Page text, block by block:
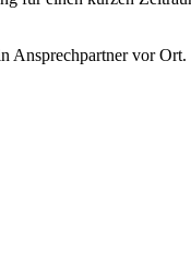
Ansprechpartner vor Ort.